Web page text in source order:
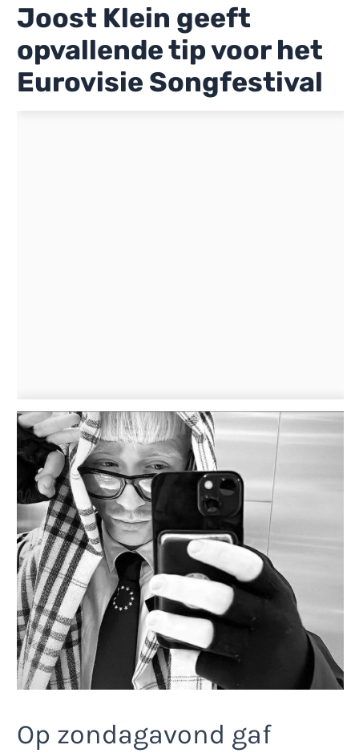
Joost Klein geeft
opvallende tip voor het
Eurovisie Songfestival
Op zondagavond gaf